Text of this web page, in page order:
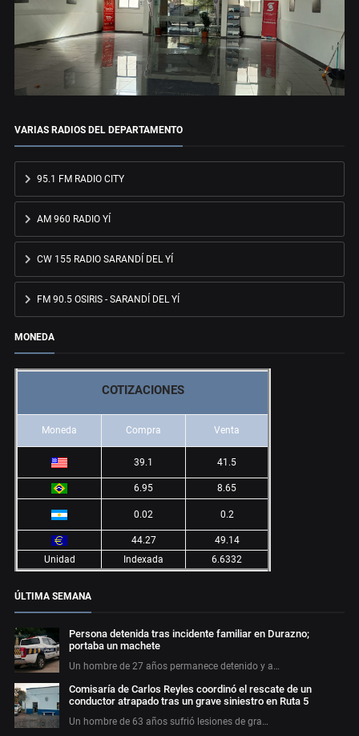
VARIAS RADIOS DEL DEPARTAMENTO
95.1 FM RADIO CITY
AM 960 RADIO YÍ
CW 155 RADIO SARANDÍ DEL YÍ
FM 90.5 OSIRIS - SARANDÍ DEL YÍ
MONEDA
COTIZACIONES
Moneda Compra Venta
39.1 41.5
6.95 8.65
0.02 0.2
44.27
49.14
Unidad
Indexada 6.6332
ÚLTIMA SEMANA
Persona detenida tras incidente familiar en Durazno;
portaba un machete
Un hombre de 27 años permanece detenido y a…
Comisaría de Carlos Reyles coordinó el rescate de un
conductor atrapado tras un grave siniestro en Ruta 5
Un hombre de 63 años sufrió lesiones de gra…